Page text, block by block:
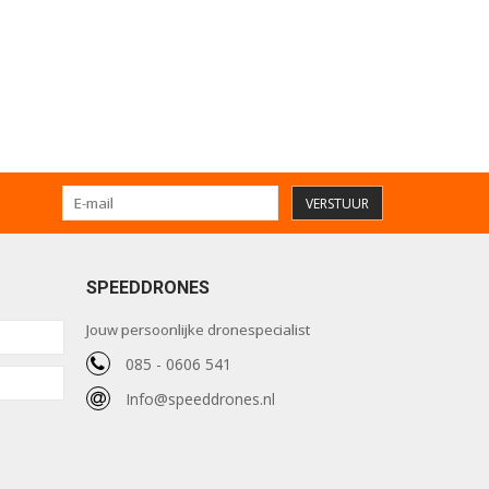
VERSTUUR
SPEEDDRONES
Jouw persoonlijke dronespecialist
085 - 0606 541
Info@speeddrones.nl